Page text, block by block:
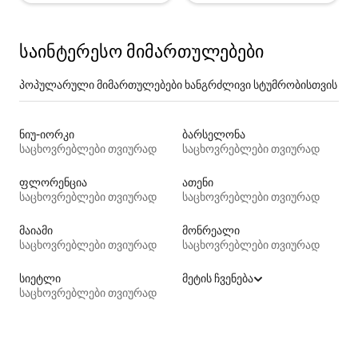
საინტერესო მიმართულებები
პოპულარული მიმართულებები ხანგრძლივი სტუმრობისთვის
ნიუ-იორკი
საცხოვრებლები თვიურად
ბარსელონა
საცხოვრებლები თვიურად
ფლორენცია
საცხოვრებლები თვიურად
ათენი
საცხოვრებლები თვიურად
მაიამი
საცხოვრებლები თვიურად
მონრეალი
საცხოვრებლები თვიურად
სიეტლი
საცხოვრებლები თვიურად
მეტის ჩვენება